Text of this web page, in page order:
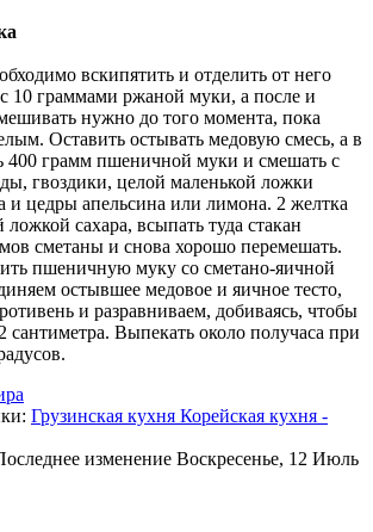
вскипятить и отделить от него
10 граммами ржаной муки, а после и
нужно до того момента, пока
Оставить остывать медовую смесь, а в
400 грамм пшеничной муки и смешать с
гвоздики, целой маленькой ложки
и цедры апельсина или лимона. 2 желтка
ложкой сахара, всыпать туда стакан
сметаны и снова хорошо перемешать.
пшеничную муку со сметано-яичной
остывшее медовое и яичное тесто,
и разравниваем, добиваясь, чтобы
сантиметра. Выпекать около получаса при
Грузинская кухня Корейская кухня -
изменение Воскресенье, 12 Июль